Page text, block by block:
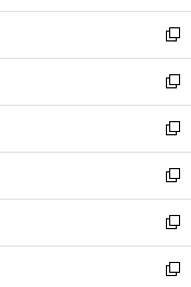
開
く
ウ
で
開
く
ン
ド
ウ
で
開
く
ウ
ィ
ン
ド
ウ
で
開
く
新
し
い
ウ
ィ
ン
ド
ウ
で
開
く
新
し
い
ウ
ィ
ン
ド
ウ
で
新
し
い
ウ
ィ
ン
ド
新
し
い
ウ
ィ
新
し
い
新